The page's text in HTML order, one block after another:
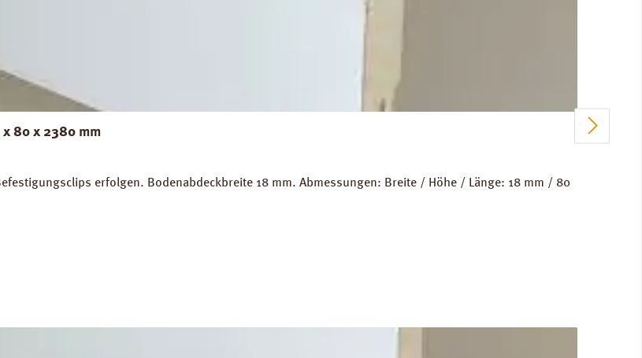
x 80 x 2380 mm
erfolgen. Bodenabdeckbreite 18 mm. Abmessungen: Breite / Höhe / Länge: 18 mm / 80